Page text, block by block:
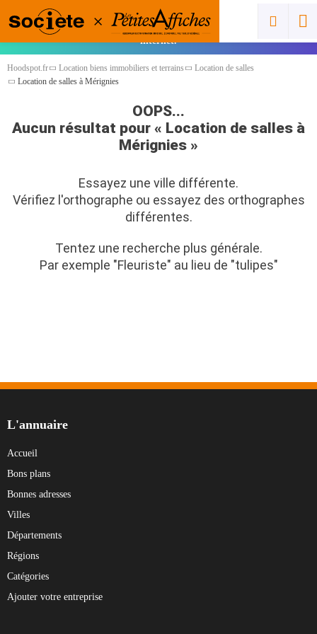
Vous êtes un pro ? Cliquez ici pour ajouter
gratuitement votre spot et gagner en visibilité sur
internet.
Hoodspot.fr Location biens immobiliers et terrains
Location de salles
Location de salles à Mérignies
OOPS...
Aucun résultat pour « Location de salles à
Mérignies »
Essayez une ville différente.
Vérifiez l'orthographe ou essayez des orthographes
différentes.
Tentez une recherche plus générale.
Par exemple "Fleuriste" au lieu de "tulipes"
L'annuaire
Accueil
Bons plans
Bonnes adresses
Villes
Départements
Régions
Catégories
Ajouter votre entreprise